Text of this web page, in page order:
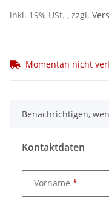
inkl. 19% USt. , zzgl.
Momentan nicht
Benachrichtigen,
Kontaktdaten
Vorname